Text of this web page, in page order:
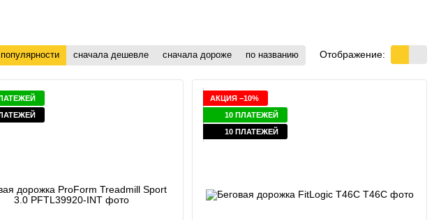
сначала дешевле сначала дороже по названию Отображение:
АКЦИЯ −10%
10 ПЛАТЕЖЕЙ
10 ПЛАТЕЖЕЙ